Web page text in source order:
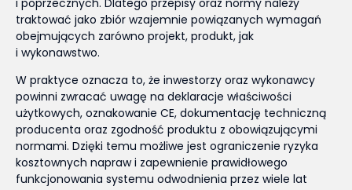
traktować jako zbiór wzajemnie powiązanych wymagań
obejmujących zarówno projekt, produkt, jak
i wykonawstwo.
W praktyce oznacza to, że inwestorzy oraz wykonawcy
powinni zwracać uwagę na deklaracje właściwości
użytkowych, oznakowanie CE, dokumentację techniczną
producenta oraz zgodność produktu z obowiązującymi
normami. Dzięki temu możliwe jest ograniczenie ryzyka
kosztownych napraw i zapewnienie prawidłowego
funkcjonowania systemu odwodnienia przez wiele lat